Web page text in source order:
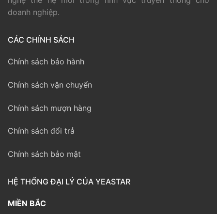
doanh nghiệp.
CÁC CHÍNH SÁCH
Chính sách bảo hành
Chính sách vận chuyển
Chính sách mượn hàng
Chính sách đổi trả
Chính sách bảo mật
HỆ THỐNG ĐẠI LÝ CỦA YEASTAR
MIỀN BẮC